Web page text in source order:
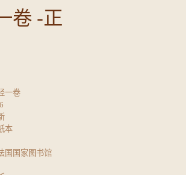
卷 -正
一卷
本
国国家图书馆